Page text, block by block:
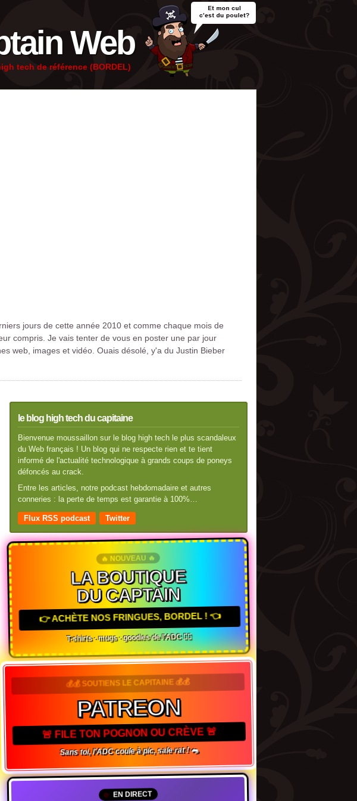
Web
tech de référence (BORDEL)
jours de cette année 2010 et comme chaque mois de
compris. Je vais tenter de vous en poster une par jour
web, images et vidéo. Ouais désolé, y'a du Justin Bieber
le blog high tech du capitaine
Bienvenue moussaillon sur le blog high tech le plus scandaleux
du Web français ! Un blog qui ne respecte rien et te tient
informé de l'actualité technologique à grands coups de poneys
défoncés au crack.
Entre les articles, notre podcast hebdomadaire et autres
conneries : la perte de temps est garantie à 100%…
Flux RSS podcast Twitter
🔥 NOUVEAU 🔥
LA BOUTIQUE
DU CAPTAIN
👉 ACHÈTE NOS FRINGUES, BORDEL ! 👈
T-shirts · mugs · goodies de l'ADC 🏴‍☠️
💰💰 SOUTIENS LE CAPITAINE 💰💰
PATREON
🚨 FILE TON POGNON OU CRÈVE 🚨
Sans toi, l'ADC coule à pic, sale rat ! 🐀
EN DIRECT